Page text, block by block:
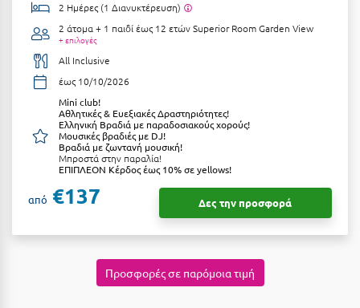
Κάρπαθος
Καρπενήσι
Κάρυστος
Κάσος
Κασσάνδρα
Καστοριά
2 Ημέρες (1 Διανυκτέρευση)
2 άτομα + 1 παιδί έως 12 ετώνSuperior Room Garden View
+ επιλογές
All Inclusive
έως 10/10/2026
Μini club!
Αθλητικές & Ευεξιακές Δραστηριότητες!
Ελληνική Βραδιά με παραδοσιακούς χορούς!
Μουσικές βραδιές με DJ!
Βραδιά με ζωντανή μουσική!
Μπροστά στην παραλία!
ΕΠΙΠΛΕΟΝ Κέρδος έως 10% σε yellows!
από €137 Δες την προσφορά
Προσφορές σε παρόμοια τιμή